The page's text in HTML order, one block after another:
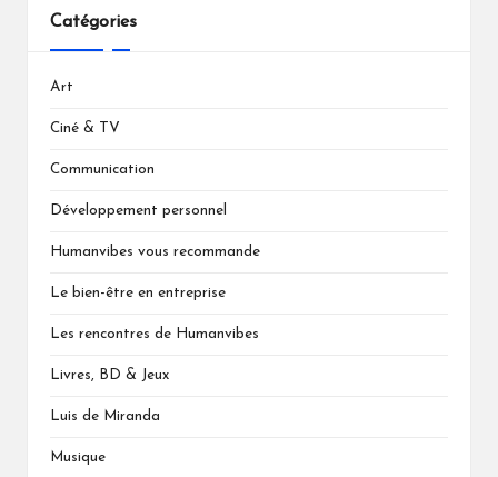
Catégories
Art
Ciné & TV
Communication
Développement personnel
Humanvibes vous recommande
Le bien-être en entreprise
Les rencontres de Humanvibes
Livres, BD & Jeux
Luis de Miranda
Musique